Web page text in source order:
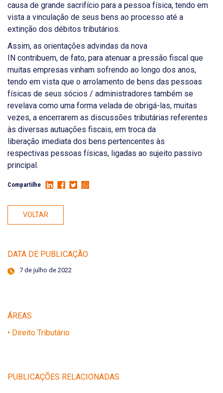
causa de grande sacrifício para a pessoa física, tendo em
vista a vinculação de seus bens ao processo até a
extinção dos débitos tributários.
Assim, as orientações advindas da nova
IN contribuem, de fato, para atenuar a pressão fiscal que
muitas empresas vinham sofrendo ao longo dos anos,
tendo em vista que o arrolamento de bens das pessoas
físicas de seus sócios / administradores também se
revelava como uma forma velada de obrigá-las, muitas
vezes, a encerrarem as discussões tributárias referentes
às diversas autuações fiscais, em troca da
liberação imediata dos bens pertencentes às
respectivas pessoas físicas, ligadas ao sujeito passivo
principal .
Compartilhe
VOLTAR
DATA DE PUBLICAÇÃO
7 de julho de 2022
ÁREAS
• Direito Tributário
PUBLICAÇÕES RELACIONADAS